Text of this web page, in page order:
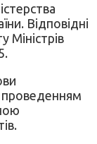
Відповідні
Міністрів
проведенням